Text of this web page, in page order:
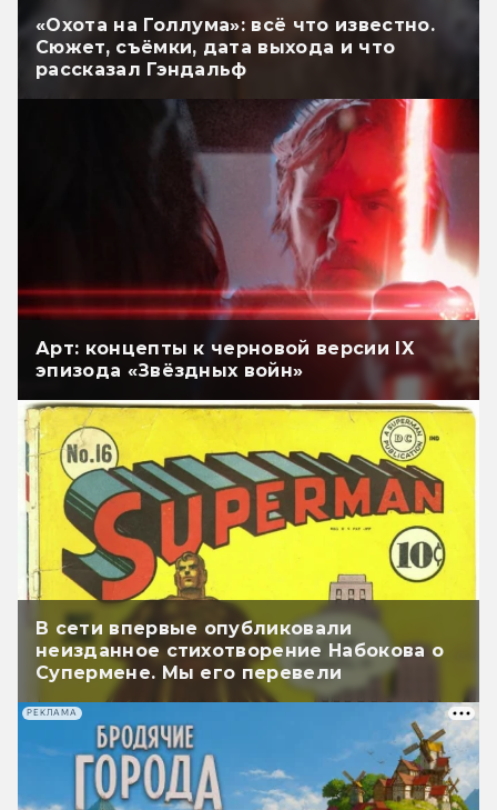
«Охота на Голлума»: всё что известно.
Сюжет, съёмки, дата выхода и что
рассказал Гэндальф
Арт: концепты к черновой версии IX
эпизода «Звёздных войн»
В сети впервые опубликовали
неизданное стихотворение Набокова о
Супермене. Мы его перевели
РЕКЛАМА